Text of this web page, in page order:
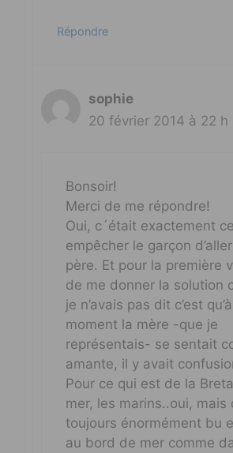
Répondre
sophie
20 février 2014 à 22 h
Bonsoir!
Merci de me répondre!
Oui, c´était exactement
empêcher le garçon
père. Et pour la première
de me donner la solution
je n’avais pas dit c’est
moment la mère -que je
représentais- se sentait
amante, il y avait
Pour ce qui est de la
mer, les marins..oui, mais
toujours énormément bu
au bord de mer comme